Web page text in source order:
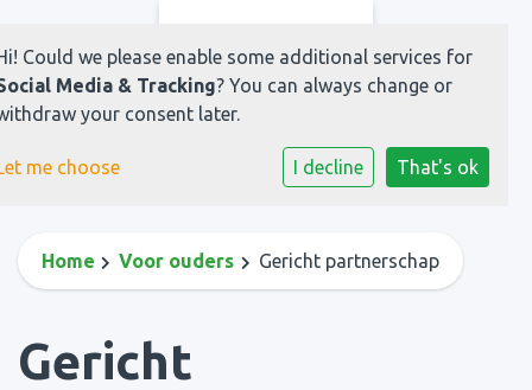
Home Voor ouders Gericht partnerschap
Gericht
Could we please enable some additional services for
Media & Tracking? You can always change or
your consent later.
me choose I decline That's ok